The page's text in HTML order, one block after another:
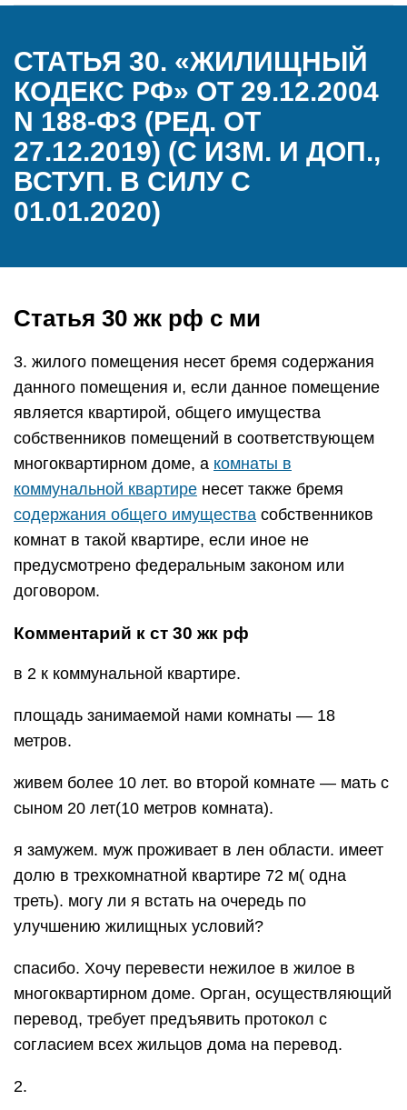
СТАТЬЯ 30. «ЖИЛИЩНЫЙ
КОДЕКС РФ» ОТ 29.12.2004
N 188-ФЗ (РЕД. ОТ
27.12.2019) (С ИЗМ. И ДОП.,
ВСТУП. В СИЛУ С
01.01.2020)
Статья 30 жк рф с ми
3. жилого помещения несет бремя содержания
данного помещения и, если данное помещение
является квартирой, общего имущества
собственников помещений в соответствующем
многоквартирном доме, а комнаты в
коммунальной квартире несет также бремя
содержания общего имущества собственников
комнат в такой квартире, если иное не
предусмотрено федеральным законом или
договором.
Комментарий к ст 30 жк рф
в 2 к коммунальной квартире.
площадь занимаемой нами комнаты — 18
метров.
живем более 10 лет. во второй комнате — мать с
сыном 20 лет(10 метров комната).
я замужем. муж проживает в лен области. имеет
долю в трехкомнатной квартире 72 м( одна
треть). могу ли я встать на очередь по
улучшению жилищных условий?
спасибо. Хочу перевести нежилое в жилое в
многоквартирном доме. Орган, осуществляющий
перевод, требует предъявить протокол с
согласием всех жильцов дома на перевод.
2.